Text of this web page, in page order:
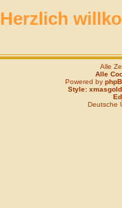
Herzlich
Alle
Alle
Powered by
Style: xmasgold
Deutsche